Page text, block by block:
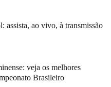
assista, ao vivo, à transmissão
veja os melhores
Brasileiro